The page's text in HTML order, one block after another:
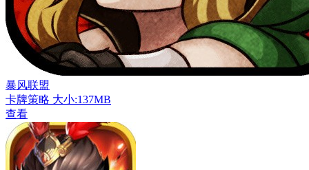
暴风联盟
卡牌策略 大小:137MB
查看